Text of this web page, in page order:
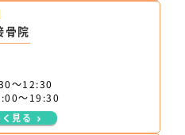
骨院
～12:30
～19:30
見る